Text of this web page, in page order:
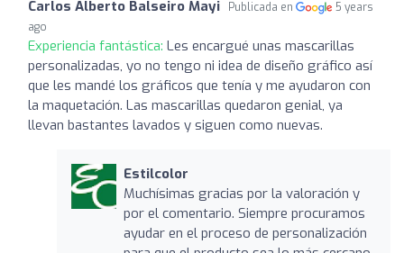
Carlos Alberto Balseiro Mayi Publicada en
5 years
ago
Experiencia fantástica: Les encargué unas mascarillas
personalizadas, yo no tengo ni idea de diseño gráfico así
que les mandé los gráficos que tenía y me ayudaron con
la maquetación. Las mascarillas quedaron genial, ya
llevan bastantes lavados y siguen como nuevas.
Estilcolor
Muchísimas gracias por la valoración y
por el comentario. Siempre procuramos
ayudar en el proceso de personalización